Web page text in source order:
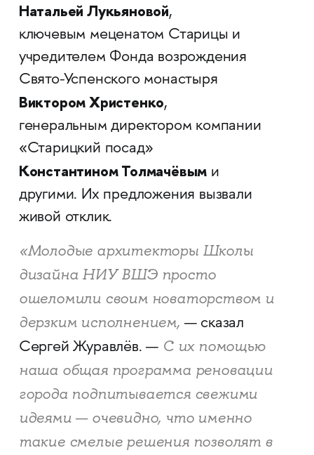
Натальей Лукьяновой,
ключевым меценатом Старицы и
учредителем Фонда возрождения
Свято-Успенского монастыря
Виктором Христенко,
генеральным директором компании
«Старицкий посад»
Константином Толмачёвым и
другими. Их предложения вызвали
живой отклик.
«Молодые архитекторы Школы
дизайна НИУ ВШЭ просто
ошеломили своим новаторством и
дерзким исполнением, — сказал
Сергей Журавлёв. — С их помощью
наша общая программа реновации
города подпитывается свежими
идеями — очевидно, что именно
такие смелые решения позволят в